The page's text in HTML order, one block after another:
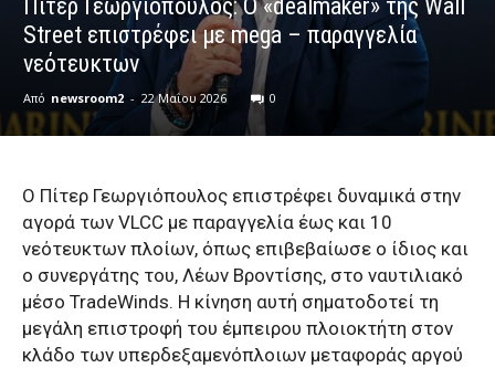
Πίτερ Γεωργιόπουλος: O «dealmaker» της Wall
Street επιστρέφει με mega – παραγγελία
νεότευκτων
Από newsroom2 - 22 Μαΐου 2026 0
Ο Πίτερ Γεωργιόπουλος επιστρέφει δυναμικά στην
αγορά των VLCC με παραγγελία έως και 10
νεότευκτων πλοίων, όπως επιβεβαίωσε ο ίδιος και
ο συνεργάτης του, Λέων Βροντίσης, στο ναυτιλιακό
μέσο TradeWinds. Η κίνηση αυτή σηματοδοτεί τη
μεγάλη επιστροφή του έμπειρου πλοιοκτήτη στον
κλάδο των υπερδεξαμενόπλοιων μεταφοράς αργού